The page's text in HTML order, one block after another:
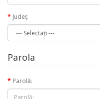
Judeţ:
Parola
Parolă: